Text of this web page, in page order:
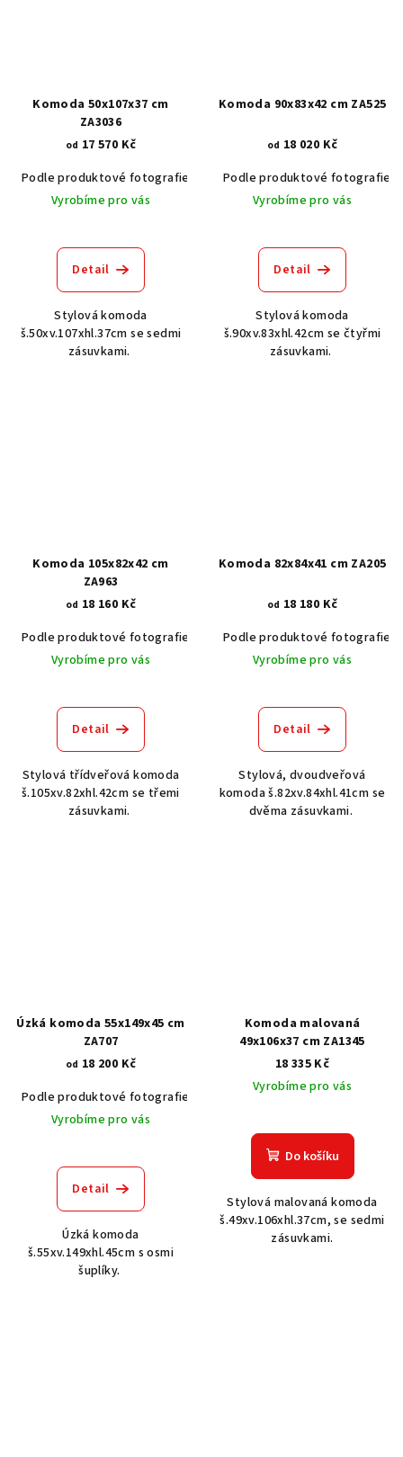
Komoda 50x107x37 cm
ZA3036
od 17 570 Kč
Podle produktové fotografie
Akát vintage BT1551
Dub světlý
Vyrobíme pro vás
Detail
Stylová komoda
š.50xv.107xhl.37cm se sedmi
zásuvkami.
Komoda 90x83x42 cm ZA525
od 18 020 Kč
Podle produktové fotografie
Vyrobíme pro vás
Detail
Stylová komoda
š.90xv.83xhl.42cm se čtyřmi
zásuvkami.
Komoda 105x82x42 cm
ZA963
od 18 160 Kč
Podle produktové fotografie
Akát vintage BT1551
Ořech
Vyrobíme pro vás
Detail
Stylová třídveřová komoda
š.105xv.82xhl.42cm se třemi
zásuvkami.
Komoda 82x84x41 cm ZA205
od 18 180 Kč
Podle produktové fotografie
Vyrobíme pro vás
Detail
Stylová, dvoudveřová
komoda š.82xv.84xhl.41cm se
dvěma zásuvkami.
Úzká komoda 55x149x45 cm
ZA707
od 18 200 Kč
Podle produktové fotografie
Akát vintage BT1551
Vyrobíme pro vás
Detail
Úzká komoda
š.55xv.149xhl.45cm s osmi
šuplíky.
Komoda malovaná
49x106x37 cm ZA1345
18 335 Kč
Vyrobíme pro vás
Do košíku
Stylová malovaná komoda
š.49xv.106xhl.37cm, se sedmi
zásuvkami.